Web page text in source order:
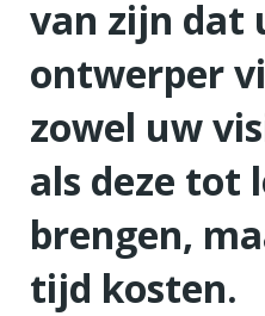
van zijn dat
ontwerper
zowel uw
als deze tot
brengen,
tijd kosten.